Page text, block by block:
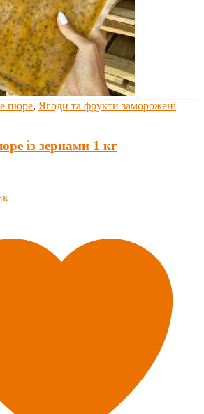
пюре, Ягоди та фрукти заморожені
із зернами 1 кг